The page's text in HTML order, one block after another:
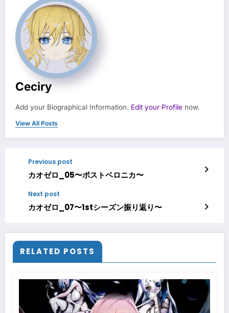
Ceciry
Add your Biographical Information. Edit your Profile now.
View All Posts
Previous post
カオゼロ_05〜ポストベロニカ〜
Next post
カオゼロ_07〜1stシーズン振り返り〜
RELATED POSTS